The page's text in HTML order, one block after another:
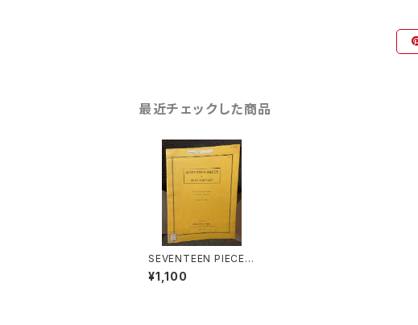
最近チェックした商品
SEVENTEEN PIECES
【著者：GILES FARNA
BY】出版社：STAINER
¥1,100